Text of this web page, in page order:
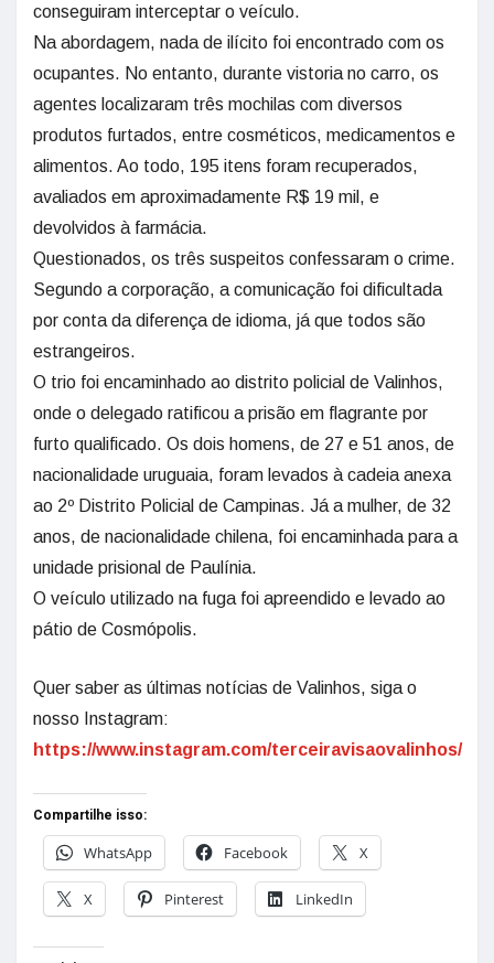
conseguiram interceptar o veículo.
Na abordagem, nada de ilícito foi encontrado com os
ocupantes. No entanto, durante vistoria no carro, os
agentes localizaram três mochilas com diversos
produtos furtados, entre cosméticos, medicamentos e
alimentos. Ao todo, 195 itens foram recuperados,
avaliados em aproximadamente R$ 19 mil, e
devolvidos à farmácia.
Questionados, os três suspeitos confessaram o crime.
Segundo a corporação, a comunicação foi dificultada
por conta da diferença de idioma, já que todos são
estrangeiros.
O trio foi encaminhado ao distrito policial de Valinhos,
onde o delegado ratificou a prisão em flagrante por
furto qualificado. Os dois homens, de 27 e 51 anos, de
nacionalidade uruguaia, foram levados à cadeia anexa
ao 2º Distrito Policial de Campinas. Já a mulher, de 32
anos, de nacionalidade chilena, foi encaminhada para a
unidade prisional de Paulínia.
O veículo utilizado na fuga foi apreendido e levado ao
pátio de Cosmópolis.
Quer saber as últimas notícias de Valinhos, siga o
nosso Instagram:
https://www.instagram.com/terceiravisaovalinhos/
Compartilhe isso:
WhatsApp
Facebook X
X Pinterest LinkedIn